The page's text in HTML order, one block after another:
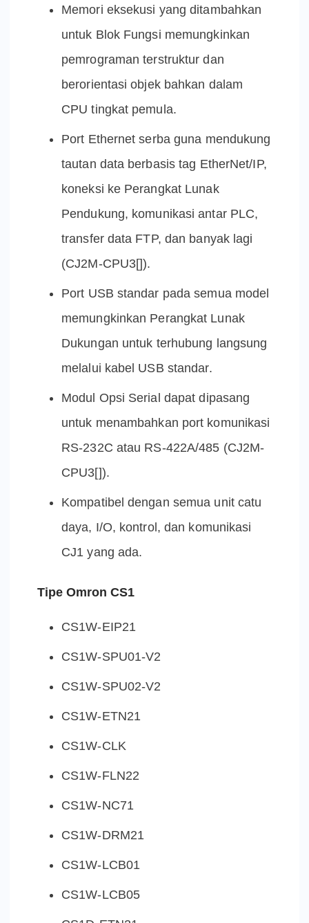
Memori eksekusi yang ditambahkan
untuk Blok Fungsi memungkinkan
pemrograman terstruktur dan
berorientasi objek bahkan dalam
CPU tingkat pemula.
Port Ethernet serba guna mendukung
tautan data berbasis tag EtherNet/IP,
koneksi ke Perangkat Lunak
Pendukung, komunikasi antar PLC,
transfer data FTP, dan banyak lagi
(CJ2M-CPU3[]).
Port USB standar pada semua model
memungkinkan Perangkat Lunak
Dukungan untuk terhubung langsung
melalui kabel USB standar.
Modul Opsi Serial dapat dipasang
untuk menambahkan port komunikasi
RS-232C atau RS-422A/485 (CJ2M-
CPU3[]).
Kompatibel dengan semua unit catu
daya, I/O, kontrol, dan komunikasi
CJ1 yang ada.
Tipe Omron CS1
CS1W-EIP21
CS1W-SPU01-V2
CS1W-SPU02-V2
CS1W-ETN21
CS1W-CLK
CS1W-FLN22
CS1W-NC71
CS1W-DRM21
CS1W-LCB01
CS1W-LCB05